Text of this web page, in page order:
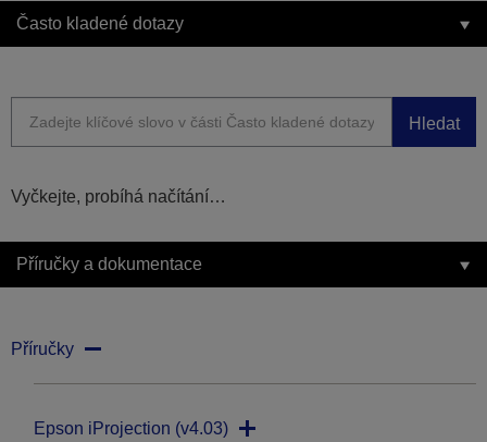
Často kladené dotazy
Hledat
Vyčkejte, probíhá načítání…
Příručky a dokumentace
Příručky
Epson iProjection (v4.03)